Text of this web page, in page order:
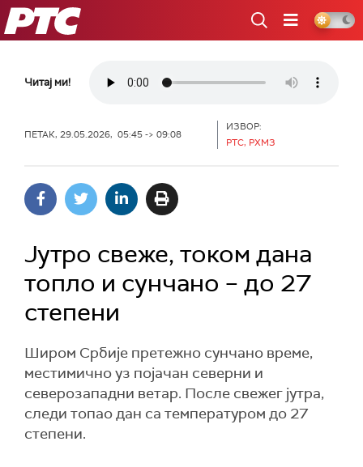
РТС
Читај ми!
ПЕТАК, 29.05.2026, 05:45 -> 09:08
ИЗВОР:
РТС, РХМЗ
Јутро свеже, током дана
топло и сунчано – до 27
степени
Широм Србије претежно сунчано време,
местимично уз појачан северни и
северозападни ветар. После свежег јутра,
следи топао дан са температуром до 27
степени.